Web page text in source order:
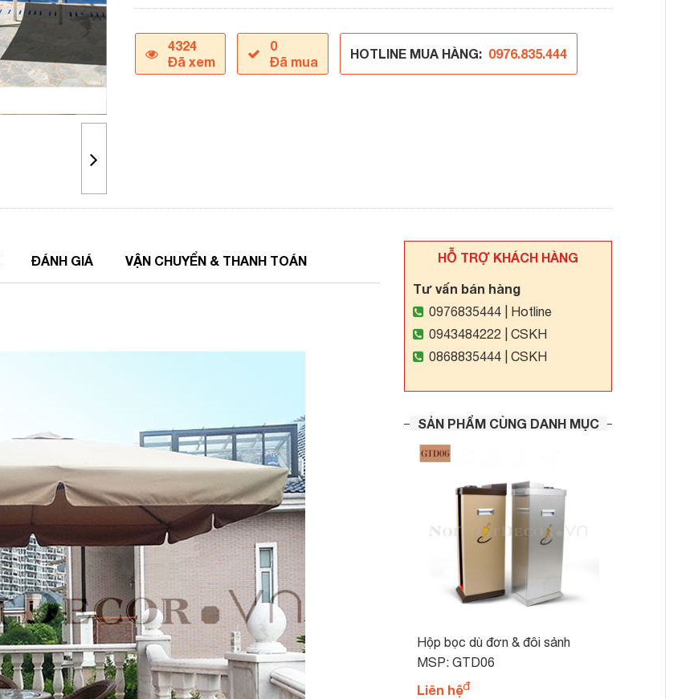
4324
Đã xem
0
Đã mua
HOTLINE MUA HÀNG:0976.835.444
ĐÁNH GIÁ VẬN CHUYỂN & THANH TOÁN HỖ TRỢ KHÁCH HÀNG
Tư vấn bán hàng
0976835444 | Hotline
0943484222 | CSKH
0868835444 | CSKH
SẢN PHẨM CÙNG DANH MỤC
Hộp bọc dù đơn & đôi sảnh
khách sạn văn phòng GTD06
MSP: GTD06
Liên hệ